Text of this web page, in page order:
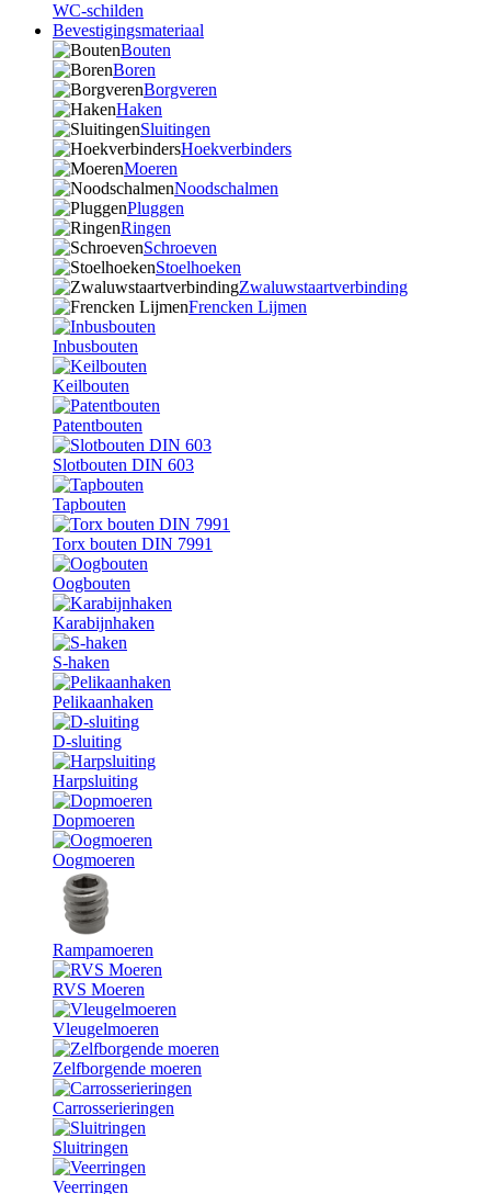
WC-schilden
Bevestigingsmateriaal
Bouten
Boren
Borgveren
Haken
Sluitingen
Hoekverbinders
Moeren
Noodschalmen
Pluggen
Ringen
Schroeven
Stoelhoeken
Zwaluwstaartverbinding
Frencken Lijmen
Inbusbouten
Keilbouten
Patentbouten
Slotbouten DIN 603
Tapbouten
Torx bouten DIN 7991
Oogbouten
Karabijnhaken
S-haken
Pelikaanhaken
D-sluiting
Harpsluiting
Dopmoeren
Oogmoeren
Rampamoeren
RVS Moeren
Vleugelmoeren
Zelfborgende moeren
Carrosserieringen
Sluitringen
Veerringen